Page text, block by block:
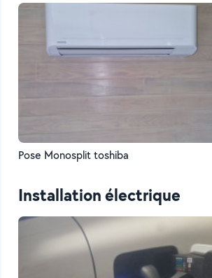
Pose Monosplit toshiba
Installation électrique